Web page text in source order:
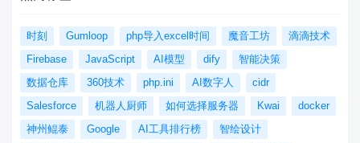
时刻 Gumloop php导入excel时间 魔音工坊
滴滴技术
Firebase
JavaScript AI模型 dify
智能决策
数据仓库
360技术 php.ini AI数字人
cidr
Salesforce
机器人厨师 如何选择服务器 Kwai
docker
神州鲲泰
Google AI工具排行榜
智绘设计